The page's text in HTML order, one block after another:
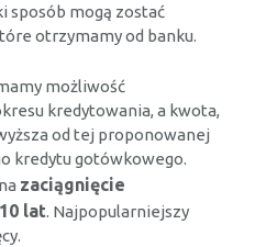
sposób mogą zostać
otrzymamy od banku.
możliwość
kredytowania, a kwota,
od tej proponowanej
kredytu gotówkowego.
zaciągnięcie
lat. Najpopularniejszy